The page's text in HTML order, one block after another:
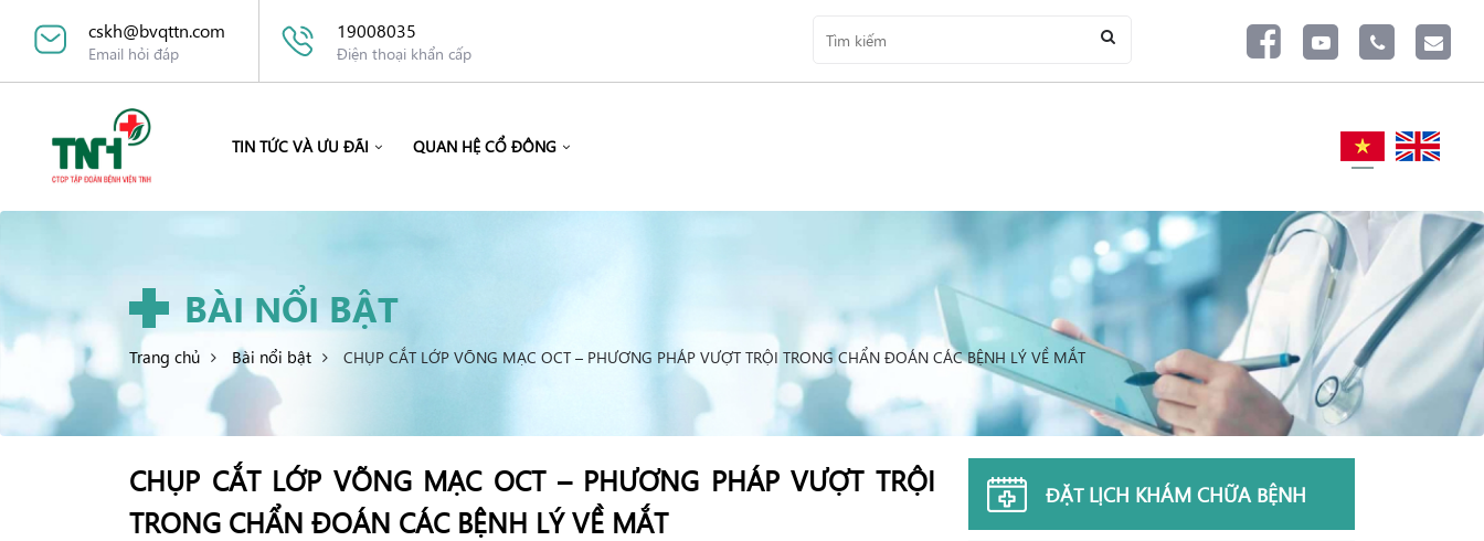
cskh@bvqttn.com
Email hỏi đáp
19008035
Điện thoại khẩn cấp
TIN TỨC VÀ ƯU ĐÃI QUAN HỆ CỔ ĐÔNG
BÀI NỔI BẬT
Trang chủ Bài nổi bật CHỤP CẮT LỚP VÕNG MẠC OCT – PHƯƠNG PHÁP VƯỢT TRỘI TRONG CHẨN ĐOÁN CÁC BỆNH LÝ VỀ MẮT
CHỤP CẮT LỚP VÕNG MẠC OCT – PHƯƠNG PHÁP VƯỢT TRỘI
TRONG CHẨN ĐOÁN CÁC BỆNH LÝ VỀ MẮT
ĐẶT LỊCH KHÁM CHỮA BỆNH